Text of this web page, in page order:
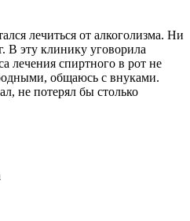
лечиться от алкоголизма. Ни
В эту клинику уговорила
лечения спиртного в рот не
общаюсь с внуками.
не потерял бы столько